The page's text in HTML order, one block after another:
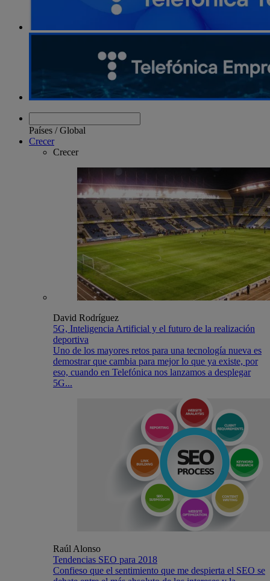
Países /Global
Crecer
Crecer
David Rodríguez
5G, Inteligencia Artificial y el futuro de la realización
deportiva
Uno de los mayores retos para una tecnología nueva es
demostrar que cambia para mejor lo que ya existe, por
eso, cuando en Telefónica nos lanzamos a desplegar
5G...
Raúl Alonso
Tendencias SEO para 2018
Confieso que el sentimiento que me despierta el SEO se